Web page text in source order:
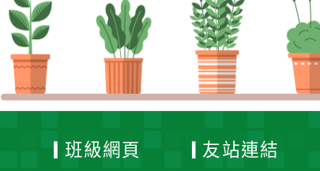
班級網頁 友站連結